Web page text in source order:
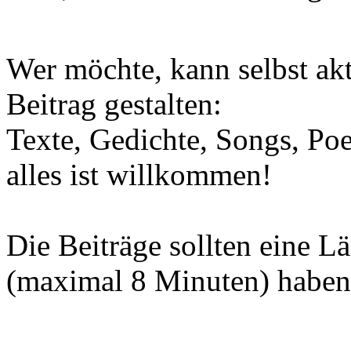
Wer möchte, kann selbst
Beitrag gestalten:
Texte, Gedichte, Songs,
alles ist willkommen!
Die Beiträge sollten eine
(maximal 8 Minuten)